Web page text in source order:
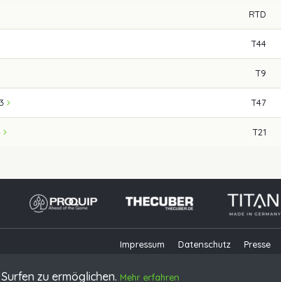
zu ermöglichen. Mehr erfahren
RTD
T44
T9
T47
T21
Impressum Datenschutz Presse